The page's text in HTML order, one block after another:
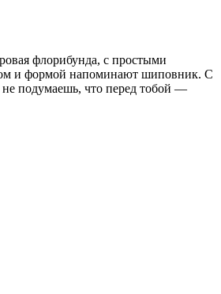
флорибунда, с простыми
и формой напоминают шиповник. С
не подумаешь, что перед тобой —